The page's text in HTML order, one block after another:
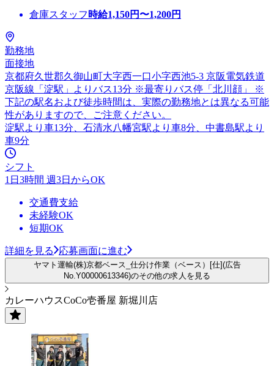
倉庫スタッフ 時給1,150円〜1,200円
勤務地
面接地
京都府久世郡久御山町大字西一口小字西池5-3 京阪電気鉄道
京阪線「淀駅」よりバス13分 ※最寄りバス停「北川顔」 ※
下記の駅名および徒歩時間は、実際の勤務地とは異なる可能
性がありますので、ご注意ください。
淀駅より車13分、石清水八幡宮駅より車8分、中書島駅より
車9分
シフト
1日3時間 週3日からOK
交通費支給
未経験OK
短期OK
詳細を見る 応募画面に進む
ヤマト運輸(株)京都ベース_仕分け作業（ベース）[仕](広告
No.Y00000613346)のその他の求人を見る
カレーハウスCoCo壱番屋 新堀川店